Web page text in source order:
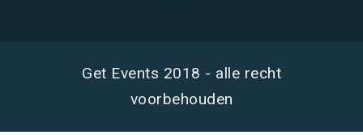
Get Events 2018 - alle recht
voorbehouden